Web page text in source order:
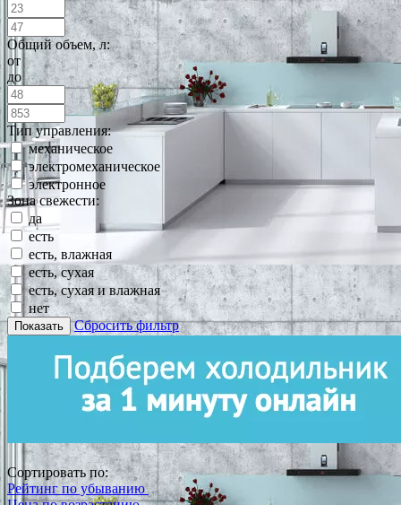
Общий объем, л:
от
до
Тип управления:
механическое
электромеханическое
электронное
Зона свежести:
да
есть
есть, влажная
есть, сухая
есть, сухая и влажная
нет
Показать Сбросить фильтр
Сортировать по:
Рейтинг по убыванию